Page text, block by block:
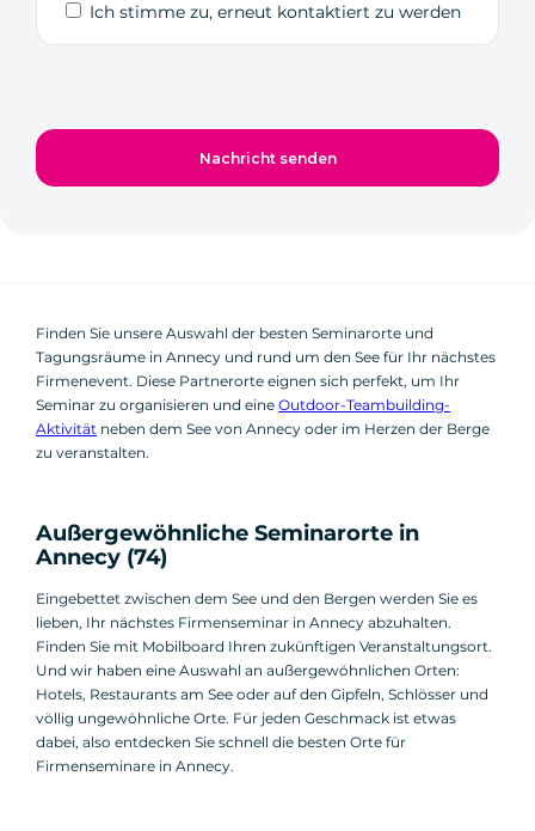
Ich stimme zu, erneut kontaktiert zu werden
Finden Sie unsere Auswahl der besten Seminarorte und
Tagungsräume in Annecy und rund um den See für Ihr nächstes
Firmenevent. Diese Partnerorte eignen sich perfekt, um Ihr
Seminar zu organisieren und eine Outdoor-Teambuilding-
Aktivität neben dem See von Annecy oder im Herzen der Berge
zu veranstalten.
Außergewöhnliche Seminarorte in
Annecy (74)
Eingebettet zwischen dem See und den Bergen werden Sie es
lieben, Ihr nächstes Firmenseminar in Annecy abzuhalten.
Finden Sie mit Mobilboard Ihren zukünftigen Veranstaltungsort.
Und wir haben eine Auswahl an außergewöhnlichen Orten:
Hotels, Restaurants am See oder auf den Gipfeln, Schlösser und
völlig ungewöhnliche Orte. Für jeden Geschmack ist etwas
dabei, also entdecken Sie schnell die besten Orte für
Firmenseminare in Annecy.